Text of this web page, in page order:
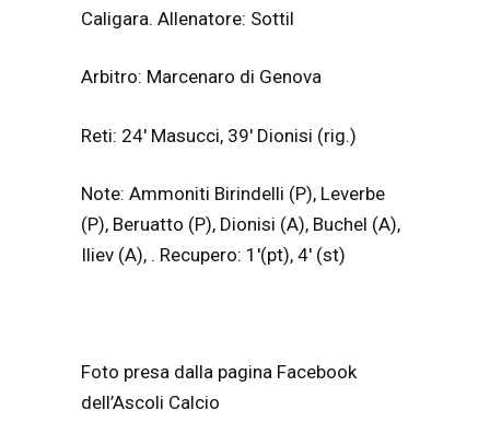
Caligara. Allenatore: Sottil
Arbitro: Marcenaro di Genova
Reti: 24′ Masucci, 39′ Dionisi (rig.)
Note: Ammoniti Birindelli (P), Leverbe
(P), Beruatto (P), Dionisi (A), Buchel (A),
Iliev (A), . Recupero: 1′(pt), 4′ (st)
Foto presa dalla pagina Facebook
dell’Ascoli Calcio